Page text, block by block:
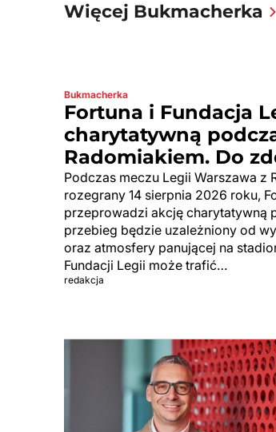
Więcej Bukmacherka
Bukmacherka
Fortuna i Fundacja
charytatywną
Radomiakiem. Do
Podczas meczu Legii Warszawa z
rozegrany 14 sierpnia 2026 roku,
przeprowadzi akcję charytatywną
przebieg będzie uzależniony od
oraz atmosfery panującej na
Fundacji Legii może trafić…
redakcja